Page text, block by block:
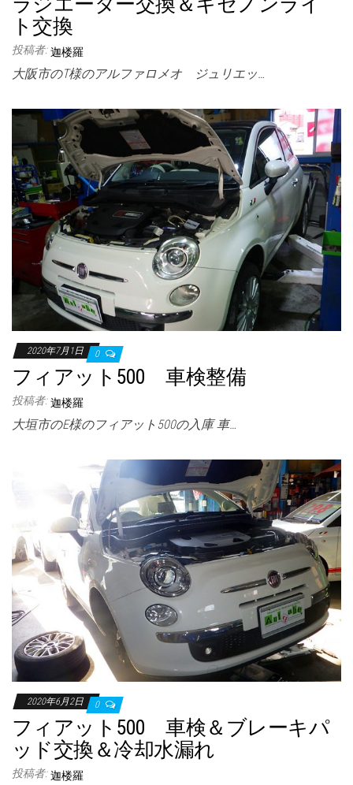
ト交換
投稿者: 迦楼羅
大阪市のT様のアルファロメオ ジュリエッ…
2020年7月1日 0
フィアット500 車検整備
投稿者: 迦楼羅
大垣市のE様のフィアット500の入庫 車…
2020年6月2日 0
フィアット500 車検＆ブレーキパ
ッド交換＆冷却水漏れ
投稿者: 迦楼羅